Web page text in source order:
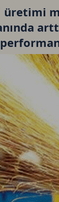
üretimi